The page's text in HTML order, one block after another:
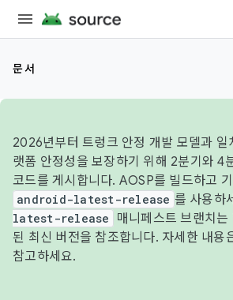
문서
2026년부터 트렁크 안정 개발 모델과 일
랫폼 안정성을 보장하기 위해 2분기와 4
코드를 게시합니다. AOSP를 빌드하고
android-latest-release 를 사용하
latest-release
매니페스트 브랜치는
된 최신 버전을 참조합니다. 자세한 내용
참고하세요.